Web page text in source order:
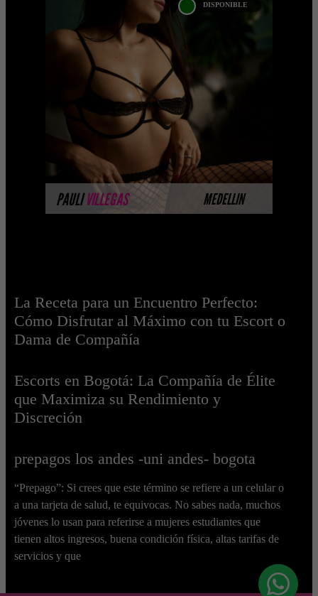
PAULI VILLEGAS MEDELLIN
DISPONIBLE
PAULI VILLEGAS
Próximamente.... Algunas de nuestras
modelos aún no tienen imágenes
disponibles en la web porque están
completando su sesión ...
MÁS INFORMACIÓN
La Receta para un Encuentro Perfecto:
Cómo Disfrutar al Máximo con tu Escort o
Dama de Compañía
Escorts en Bogotá: La Compañía de Élite
que Maximiza su Rendimiento y
Discreción
prepagos los andes -uni andes- bogota
“Prepago”: Si crees que este término se refiere a un celular o
a una tarjeta de salud, te equivocas. No sabes nada, muchos
jóvenes lo usan para referirse a mujeres estudiantes que
tienen altos ingresos, buena condición física, altas tarifas de
servicios y que